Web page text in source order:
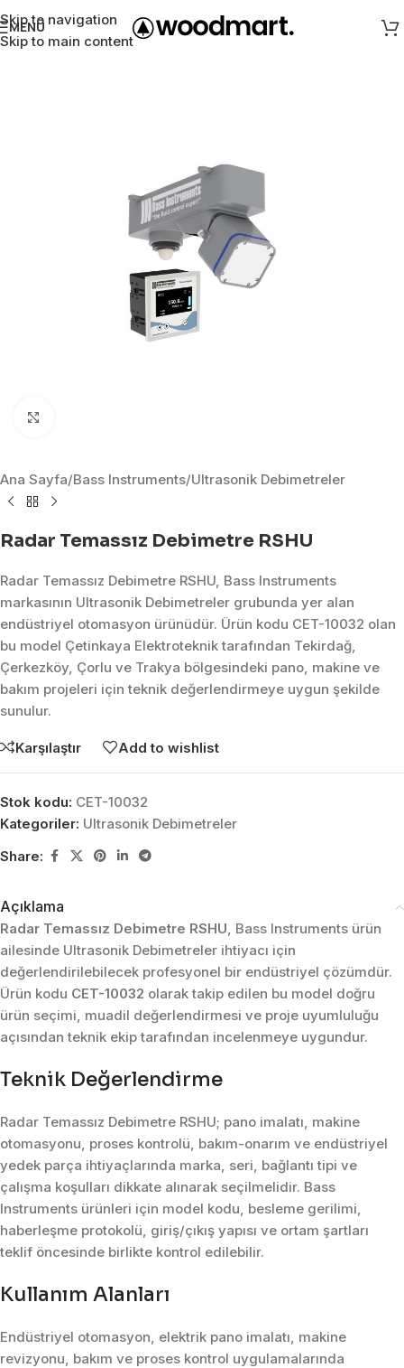
Skip to navigation
Skip to main content
MENÜ
Ana Sayfa/Bass Instruments/Ultrasonik Debimetreler
Radar Temassız Debimetre RSHU
Radar Temassız Debimetre RSHU, Bass Instruments
markasının Ultrasonik Debimetreler grubunda yer alan
endüstriyel otomasyon ürünüdür. Ürün kodu CET-10032 olan
bu model Çetinkaya Elektroteknik tarafından Tekirdağ,
Çerkezköy, Çorlu ve Trakya bölgesindeki pano, makine ve
bakım projeleri için teknik değerlendirmeye uygun şekilde
sunulur.
Karşılaştır Add to wishlist
Stok kodu: CET-10032
Kategoriler: Ultrasonik Debimetreler
Share:
Açıklama
Radar Temassız Debimetre RSHU, Bass Instruments ürün
ailesinde Ultrasonik Debimetreler ihtiyacı için
değerlendirilebilecek profesyonel bir endüstriyel çözümdür.
Ürün kodu CET-10032 olarak takip edilen bu model doğru
ürün seçimi, muadil değerlendirmesi ve proje uyumluluğu
açısından teknik ekip tarafından incelenmeye uygundur.
Teknik Değerlendirme
Radar Temassız Debimetre RSHU; pano imalatı, makine
otomasyonu, proses kontrolü, bakım-onarım ve endüstriyel
yedek parça ihtiyaçlarında marka, seri, bağlantı tipi ve
çalışma koşulları dikkate alınarak seçilmelidir. Bass
Instruments ürünleri için model kodu, besleme gerilimi,
haberleşme protokolü, giriş/çıkış yapısı ve ortam şartları
teklif öncesinde birlikte kontrol edilebilir.
Kullanım Alanları
Endüstriyel otomasyon, elektrik pano imalatı, makine
revizyonu, bakım ve proses kontrol uygulamalarında